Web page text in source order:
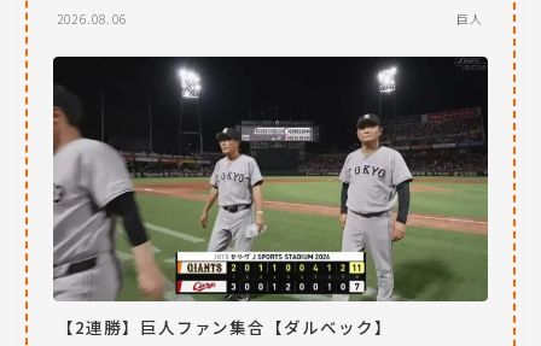
2026.08.06 巨人
【2連勝】巨人ファン集合【ダルベック】